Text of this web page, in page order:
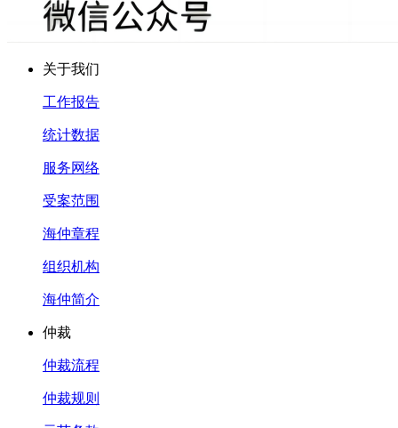
关于我们
工作报告
统计数据
服务网络
受案范围
海仲章程
组织机构
海仲简介
仲裁
仲裁流程
仲裁规则